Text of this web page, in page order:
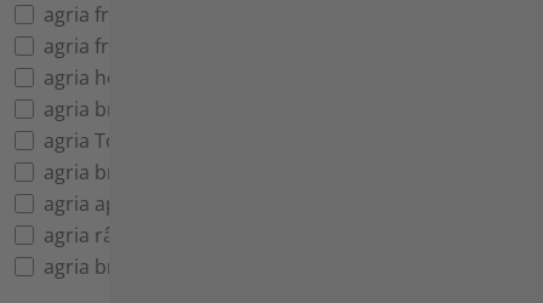
agria fraise
agria fraiseuse réversible
agria herse rotative
agria broyeur à fléaux
agria Tondeuse à barre de coupe
agria brosse à herbes sauvages
agria appareil d'entretien des chemins
agria râteau niveleur triple
agria brosses de balayage